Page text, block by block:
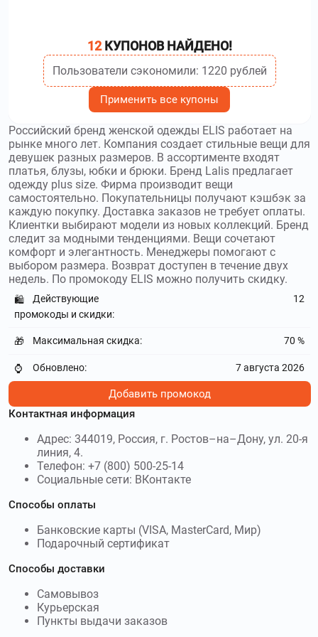
indiwd.com –Компания Индивид специализируется
на уличной моде. Используйте
получите скидку до 30000₽
sportcourt.ru
SportCourt известен как
магазинов. Используйтепромокоды SportCourtи получите
скидку до 10000₽
finntrail.ru–Finntrail – магазин, который
продает одежду и экипировку для тех, кто выбирает
активный отдых на природе. Используйте промокоды
Finntrailи получите скидку до 5000₽
voishe.ru– Магазин женской одежды бренда
voishe известен качественной продукцией. Используйте
промокоды voisheи получите скидку до 30000₽
grungejohn.com
для мужчин и женщин. Используйте
–LS. Используйтепромокоды
LS.NET.RUи получите скидку до 65 %
postmeridiem-brand.com–Интернет-
магазин российского бренда Post Meridiem предлагает
широкий выбор женской одежды на любой вкус.
Используйтепромокоды Post Meridiem
lacoste.kz–Lacoste KZ – это интернет-магазин
бренда Lacoste, работающий на территории Казахстана.
30 %
Красного моста предлагает покупателям широкий
ассортимент одежды, обуви и аксессуаров на любой вкус.
12КУПОНОВ НАЙДЕНО!
Пользователи сэкономили: 1220 рублей
Применить все купоны
Российский бренд женской одежды ELIS работает на
рынке много лет. Компания создает стильные вещи для
девушек разных размеров. В ассортименте входят
платья, блузы, юбки и брюки. Бренд Lalis предлагает
одежду plus size. Фирма производит вещи
самостоятельно. Покупательницы получают кэшбэк за
каждую покупку. Доставка заказов не требует оплаты.
Клиентки выбирают модели из новых коллекций. Бренд
следит за модными тенденциями. Вещи сочетают
комфорт и элегантность. Менеджеры помогают с
выбором размера. Возврат доступен в течение двух
недель. По промокоду ELIS можно получить скидку.
🛍️
Действующие
промокоды и скидки:
12
🎁 Максимальная скидка: 70 %
⌚ Обновлено: 7 августа 2026
Добавить промокод
Контактная информация
Адрес: 344019, Россия, г. Ростов–на–Дону, ул. 20-я
линия, 4.
Телефон: +7 (800) 500-25-14
Социальные сети: ВКонтакте
Способы оплаты
Банковские карты (VISA, MasterCard, Мир)
Подарочный сертификат
Способы доставки
Самовывоз
Курьерская
Пункты выдачи заказов